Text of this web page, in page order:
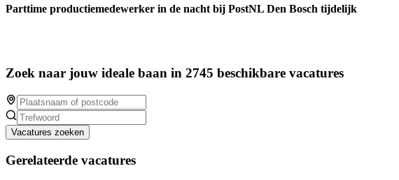
Parttime productiemedewerker in de nacht bij PostNL Den Bosch tijdelijk
Zoek naar jouw ideale baan in 2745 beschikbare vacatures
Vacatures zoeken
Gerelateerde vacatures